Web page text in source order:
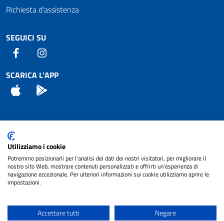
Richiesta d'assistenza
SEGUICI SU
Facebook
SCARICA L'APP
App Store
Attuazione Misure PNRR
Piano di miglioramento del sito
Note legali
cura diNET SMART
Utilizziamo i cookie
Potremmo posizionarli per l'analisi dei dati dei nostri visitatori, per migliorare il
nostro sito Web, mostrare contenuti personalizzati e offrirti un'esperienza di
navigazione eccezionale. Per ulteriori informazioni sui cookie utilizziamo aprire le
impostazioni.
Accettare tutti Negare